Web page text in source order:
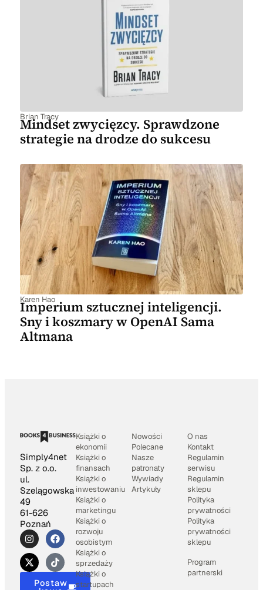
Brian Tracy
Mindset zwycięzcy. Sprawdzone
strategie na drodze do sukcesu
Karen Hao
Imperium sztucznej inteligencji.
Sny i koszmary w OpenAI Sama
Altmana
Simply4net
Sp. z o.o.
ul.
Szelągowska
49
61-626
Poznań
Postaw
Książki o
ekonomii
Książki o
finansach
Książki o
inwestowaniu
Książki o
marketingu
Książki o
rozwoju
osobistym
Książki o
sprzedaży
Książki o
startupach
Nowości
Polecane
Nasze
patronaty
Wywiady
Artykuły
O nas
Kontakt
Regulamin
serwisu
Regulamin
sklepu
Polityka
prywatności
Polityka
prywatności
sklepu
Program
partnerski